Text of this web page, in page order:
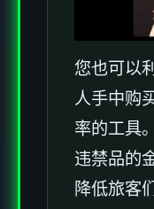
您也可以
人手中购
率的工具
违禁品的
降低旅客